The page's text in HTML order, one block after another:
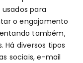
para
o engajamento
também,
Há diversos tipos
sociais, e-mail